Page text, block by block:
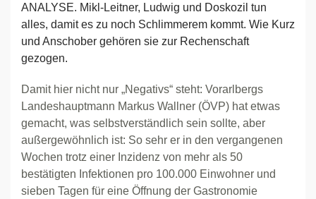
ANALYSE. Mikl-Leitner, Ludwig und Doskozil tun
alles, damit es zu noch Schlimmerem kommt. Wie Kurz
und Anschober gehören sie zur Rechenschaft
gezogen.
Damit hier nicht nur „Negativs“ steht: Vorarlbergs
Landeshauptmann Markus Wallner (ÖVP) hat etwas
gemacht, was selbstverständlich sein sollte, aber
außergewöhnlich ist: So sehr er in den vergangenen
Wochen trotz einer Inzidenz von mehr als 50
bestätigten Infektionen pro 100.000 Einwohner und
sieben Tagen für eine Öffnung der Gastronomie